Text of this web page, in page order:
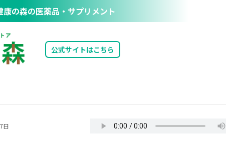
康の森の医薬品・サプリメント
公式サイトはこちら
日